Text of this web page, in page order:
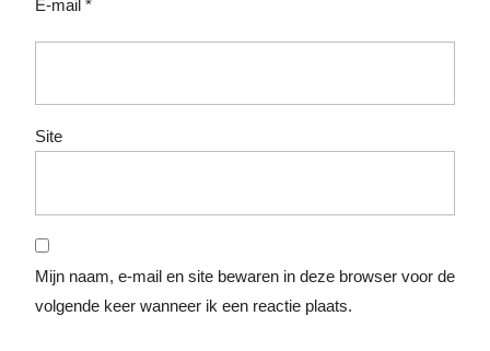
E-mail *
Site
Mijn naam, e-mail en site bewaren in deze browser voor de
volgende keer wanneer ik een reactie plaats.